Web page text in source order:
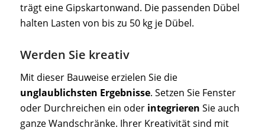
trägt eine Gipskartonwand. Die passenden Dübel
halten Lasten von bis zu 50 kg je Dübel.
Werden Sie kreativ
Mit dieser Bauweise erzielen Sie die
unglaublichsten Ergebnisse. Setzen Sie Fenster
oder Durchreichen ein oder integrieren Sie auch
ganze Wandschränke. Ihrer Kreativität sind mit